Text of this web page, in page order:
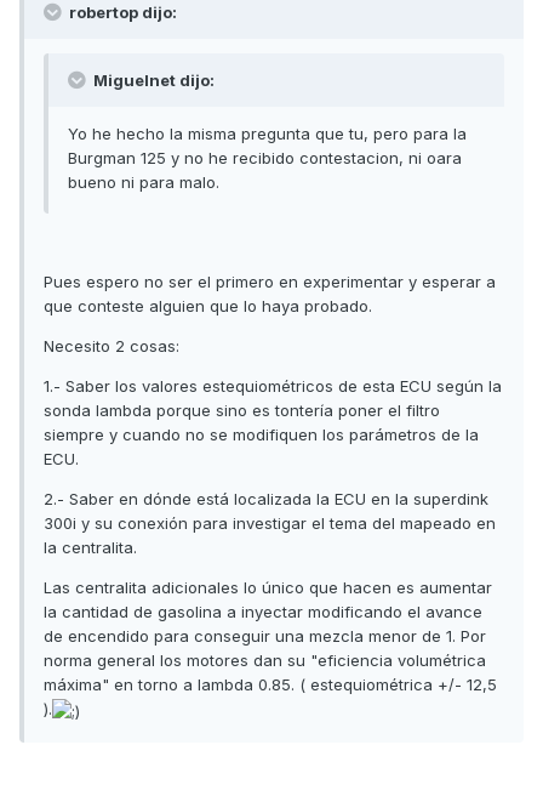
robertop dijo:
Miguelnet dijo:
Yo he hecho la misma pregunta que tu, pero para la
Burgman 125 y no he recibido contestacion, ni oara
bueno ni para malo.
Pues espero no ser el primero en experimentar y esperar a
que conteste alguien que lo haya probado.
Necesito 2 cosas:
1.- Saber los valores estequiométricos de esta ECU según la
sonda lambda porque sino es tontería poner el filtro
siempre y cuando no se modifiquen los parámetros de la
ECU.
2.- Saber en dónde está localizada la ECU en la superdink
300i y su conexión para investigar el tema del mapeado en
la centralita.
Las centralita adicionales lo único que hacen es aumentar
la cantidad de gasolina a inyectar modificando el avance
de encendido para conseguir una mezcla menor de 1. Por
norma general los motores dan su "eficiencia volumétrica
máxima" en torno a lambda 0.85. ( estequiométrica +/- 12,5
).